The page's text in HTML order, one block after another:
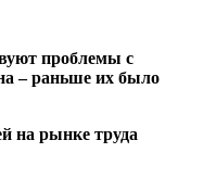
проблемы с
– раньше их было